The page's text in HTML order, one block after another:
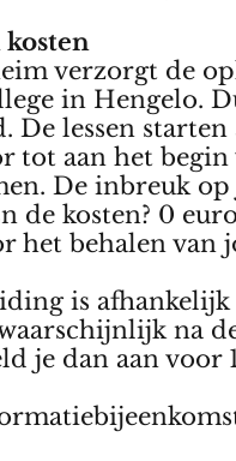
kosten
verzorgt de
in Hengelo.
lessen starten
tot aan het begin
De inbreuk
de kosten? 0
het behalen van
is
na
je dan aan voor